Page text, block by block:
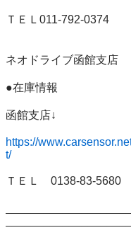
ＴＥＬ011-792-0374
ネオドライブ函館支店
●在庫情報
函館支店↓
https://
t/
ＴＥＬ　0138-83-5680